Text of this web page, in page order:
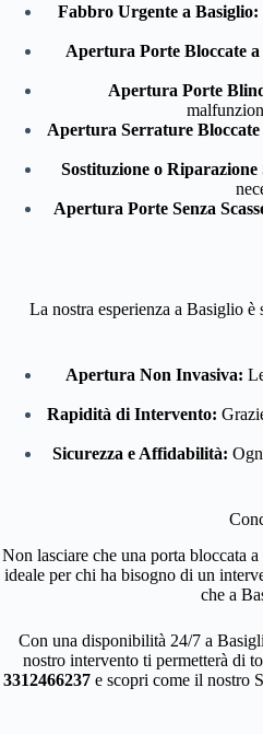
Fabbro Urgente a Basiglio:
Apertura Porte Bloccate a
Apertura Porte
Apertura Serrature Bloccate
Sostituzione o
Apertura Porte Senza
La nostra esperienza a Basiglio
Apertura Non Invasiva:
Rapidità di Intervento:
Sicurezza e Affidabilità:
Non lasciare che una porta bloccata
ideale per chi ha bisogno di un
che a
Con una disponibilità 24/7 a
nostro intervento ti permetterà di
3312466237e scopri come il nostro